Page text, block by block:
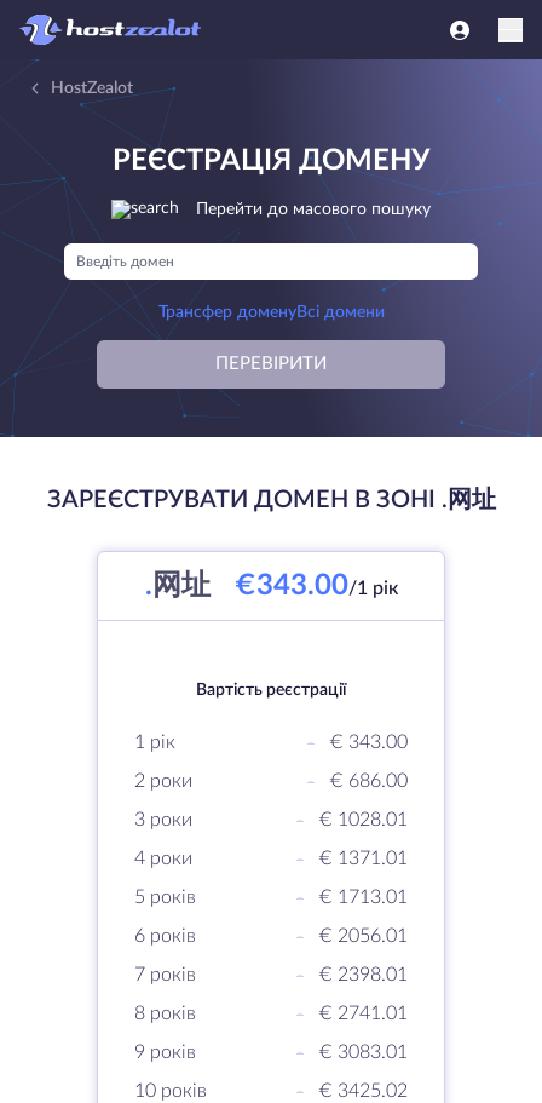
HostZealot
РЕЄСТРАЦІЯ ДОМЕНУ
Перейти до масового пошуку
Трансфер доменуВсі домени
ПЕРЕВІРИТИ
ЗАРЕЄСТРУВАТИ ДОМЕН В ЗОНІ .网址
. 网址 €343.00/1 рік
Вартість реєстрації
1 рік -
€ 343.00
2 роки
-
€ 686.00
3 роки
-
€ 1028.01
4 роки
-
€ 1371.01
5 років
-
€ 1713.01
6 років
-
€ 2056.01
7 років
-
€ 2398.01
8 років
-
€ 2741.01
9 років
-
€ 3083.01
10 років
- € 3425.02